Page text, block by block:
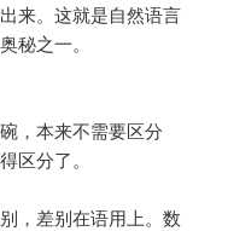
来。这就是自然语言
秘之一。
，本来不需要区分
区分了。
，差别在语用上。数